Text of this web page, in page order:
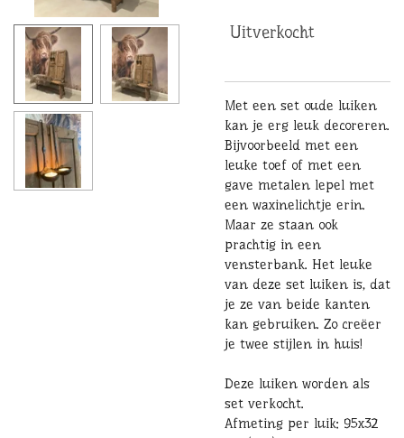
Uitverkocht
Met een set oude luiken
kan je erg leuk decoreren.
Bijvoorbeeld met een
leuke toef of met een
gave metalen lepel met
een waxinelichtje erin.
Maar ze staan ook
prachtig in een
vensterbank. Het leuke
van deze set luiken is, dat
je ze van beide kanten
kan gebruiken. Zo creëer
je twee stijlen in huis!
Deze luiken worden als
set verkocht.
Afmeting per luik: 95x32